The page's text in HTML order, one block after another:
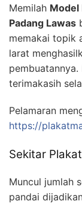
Memilah Model
Padang Lawas
memakai topik
larat
terimakasih
Pelamaran
https://
Sekitar
Muncul jumlah
pandai